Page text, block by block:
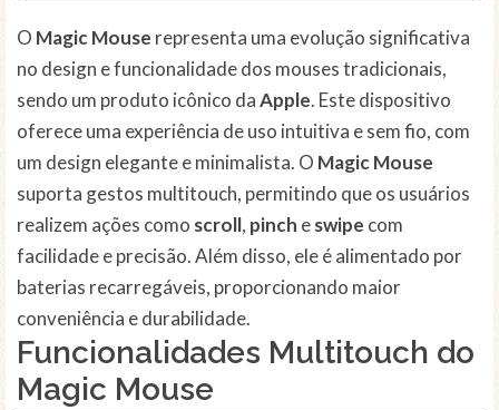
O Magic Mouse representa uma evolução significativa
no design e funcionalidade dos mouses tradicionais,
sendo um produto icônico daApple. Este dispositivo
oferece uma experiência de uso intuitiva e sem fio, com
um design elegante e minimalista. O Magic Mouse
suporta gestos multitouch, permitindo que os usuários
realizem ações como scroll, pinch eswipe com
facilidade e precisão. Além disso, ele é alimentado por
baterias recarregáveis, proporcionando maior
conveniência e durabilidade.
Funcionalidades Multitouch do
Magic Mouse